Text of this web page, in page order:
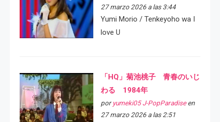
27 marzo 2026 a las 3:44
Yumi Morio / Tenkeyoho wa I
love U
「HQ」菊池桃子 青春のいじ
わる 1984年
por yumeki05 J-PopParadiseen
27 marzo 2026 a las 2:51